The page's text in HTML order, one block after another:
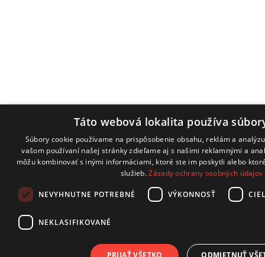
Táto webová lokalita používa
Súbory cookie používame na prispôsobenie obsahu, reklám a
vašom používaní našej stránky zdieľame aj s našimi reklamnými a
môžu kombinovať s inými informáciami, ktoré ste im poskytli alebo
služieb.Zásady ochrany osobných údajov
NEVYHNUTNE POTREBNÉ VÝKONNOSŤ
NEKLASIFIKOVANÉ
PRIJAŤ VŠETKO ODMIETNUŤ